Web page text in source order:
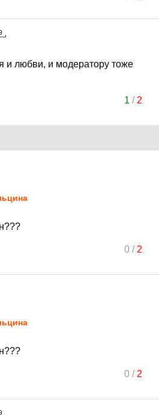
и любви, и модератору тоже
1 / 2
0/ 2
0/ 2